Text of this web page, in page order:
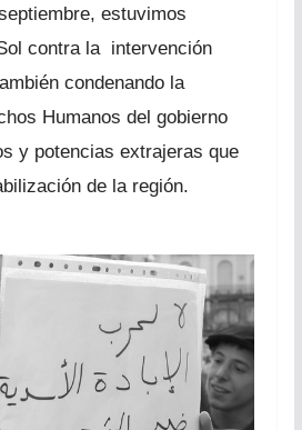
estuvimos
contra la intervención
condenando la
Humanos del gobierno
y potencias extrajeras que
de la región.